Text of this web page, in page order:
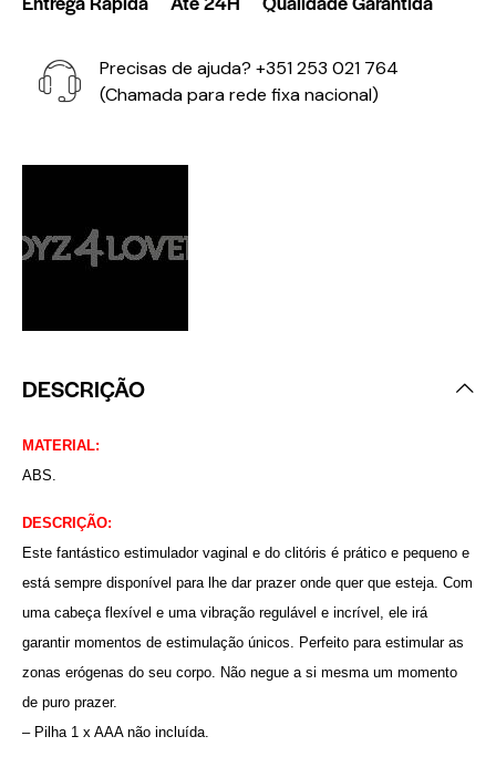
Precisas de ajuda? +351 253 021 764
(Chamada para rede fixa nacional)
DESCRIÇÃO
MATERIAL:
ABS.
DESCRIÇÃO:
Este fantástico estimulador vaginal e do clitóris é prático e pequeno e
está sempre disponível para lhe dar prazer onde quer que esteja. Com
uma cabeça flexível e uma vibração regulável e incrível, ele irá
garantir momentos de estimulação únicos. Perfeito para estimular as
zonas erógenas do seu corpo. Não negue a si mesma um momento
de puro prazer.
– Pilha 1 x AAA não incluída.